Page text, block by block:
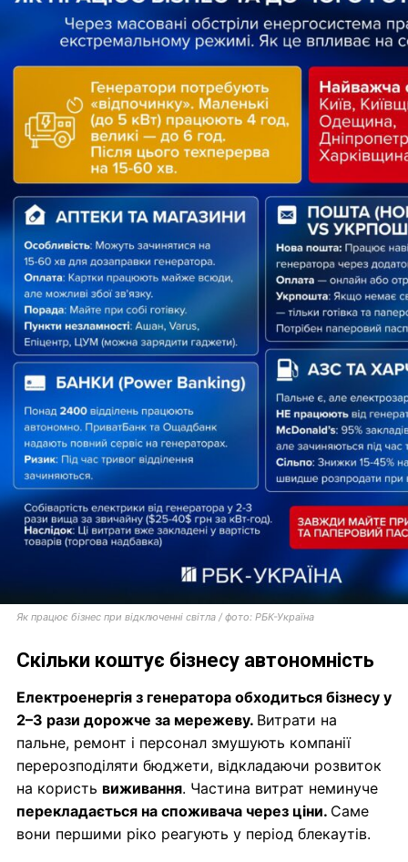
Як працює бізнес при відключенні світла / фото: РБК-Україна
Скільки коштує бізнесу автономність
Електроенергія з генератора обходиться бізнесу у
2–3 рази дорожче за мережеву. Витрати на
пальне, ремонт і персонал змушують компанії
перерозподіляти бюджети, відкладаючи розвиток
на користь виживання. Частина витрат неминуче
перекладається на споживача через ціни. Саме
вони першими ріко реагують у період блекаутів.